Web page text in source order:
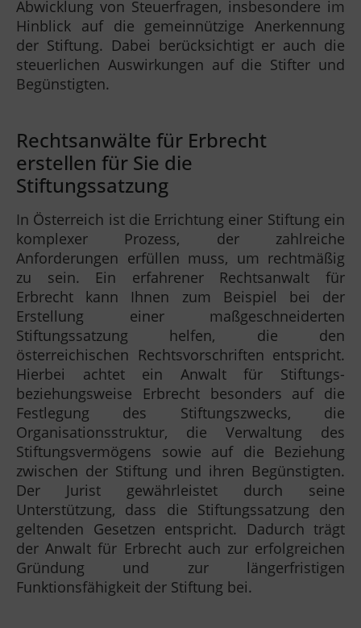
Abwicklung von Steuerfragen, insbesondere im
Hinblick auf die gemeinnützige Anerkennung
der Stiftung. Dabei berücksichtigt er auch die
steuerlichen Auswirkungen auf die Stifter und
Begünstigten.
Rechtsanwälte für Erbrecht
erstellen für Sie die
Stiftungssatzung
In Österreich ist die Errichtung einer Stiftung ein
komplexer Prozess, der zahlreiche
Anforderungen erfüllen muss, um rechtmäßig
zu sein. Ein erfahrener Rechtsanwalt für
Erbrecht kann Ihnen zum Beispiel bei der
Erstellung einer maßgeschneiderten
Stiftungssatzung helfen, die den
österreichischen Rechtsvorschriften entspricht.
Hierbei achtet ein Anwalt für Stiftungs-
beziehungsweise Erbrecht besonders auf die
Festlegung des Stiftungszwecks, die
Organisationsstruktur, die Verwaltung des
Stiftungsvermögens sowie auf die Beziehung
zwischen der Stiftung und ihren Begünstigten.
Der Jurist gewährleistet durch seine
Unterstützung, dass die Stiftungssatzung den
geltenden Gesetzen entspricht. Dadurch trägt
der Anwalt für Erbrecht auch zur erfolgreichen
Gründung und zur längerfristigen
Funktionsfähigkeit der Stiftung bei.